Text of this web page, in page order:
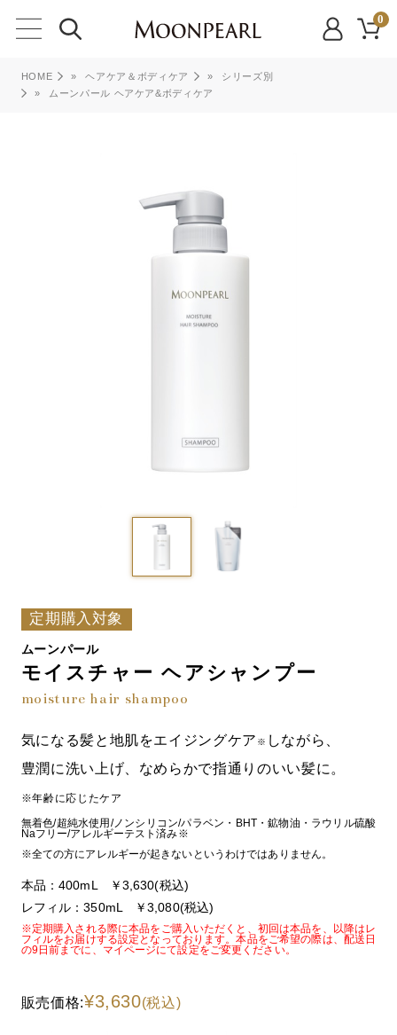
0
HOME » ヘアケア＆ボディケア »
シリーズ別
»
ムーンパール ヘアケア&ボディケア
定期購入対象
ムーンパール
モイスチャー ヘアシャンプー
moisture hair shampoo
気になる髪と地肌をエイジングケア ※ しながら、
豊潤に洗い上げ、なめらかで指通りのいい髪に。
※年齢に応じたケア
無着色/超純水使用/ノンシリコン/パラベン・BHT・鉱物油・ラウリル硫酸
Naフリー/アレルギーテスト済み※
※全ての方にアレルギーが起きないというわけではありません。
本品：400mL ￥3,630(税込)
レフィル：350mL ￥3,080(税込)
※定期購入される際に本品をご購入いただくと、初回は本品を、以降はレ
フィルをお届けする設定となっております。本品をご希望の際は、配送日
の9日前までに、マイページにて設定をご変更ください。
販売価格:¥3,630(税込)